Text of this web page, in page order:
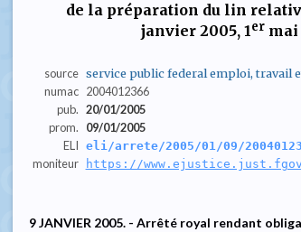
de la préparation du lin
janvier 2005, 1er mai
source service public federal emploi, travail
numac 2004012366
pub. 20/01/2005
prom.
09/01/2005
ELI eli/arrete/2005/01/09/
moniteur https://
9 JANVIER 2005. - Arrêté royal rendant